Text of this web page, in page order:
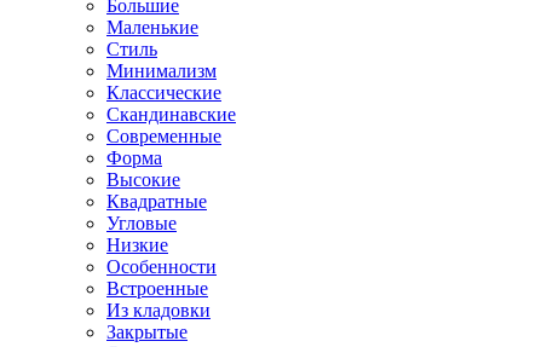
Большие
Маленькие
Стиль
Минимализм
Классические
Скандинавские
Современные
Форма
Высокие
Квадратные
Угловые
Низкие
Особенности
Встроенные
Из кладовки
Закрытые